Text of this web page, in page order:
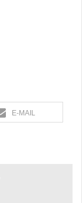
E-MAIL